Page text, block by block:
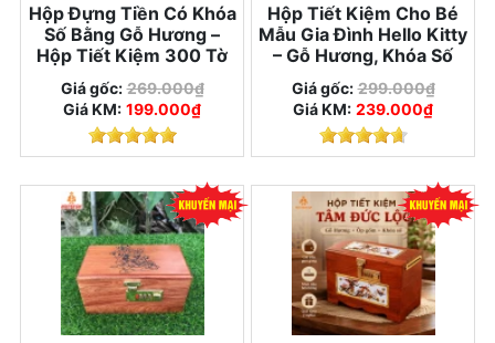
Hộp Đựng Tiền Có Khóa
Số Bằng Gỗ Hương –
Hộp Tiết Kiệm 300 Tờ
Giá gốc: 269.000₫
Giá KM: 199.000₫
Hộp Tiết Kiệm Cho Bé
Mẫu Gia Đình Hello Kitty
– Gỗ Hương, Khóa Số
Giá gốc: 299.000₫
Giá KM: 239.000₫